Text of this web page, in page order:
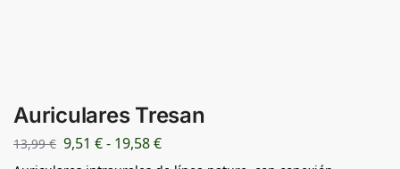
Auriculares Tresan
13,99€ 9,51 €- 19,58€